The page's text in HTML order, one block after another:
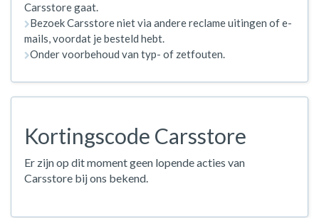
Carsstore gaat.
Bezoek Carsstore niet via andere reclame uitingen of e-
mails, voordat je besteld hebt.
Onder voorbehoud van typ- of zetfouten.
Kortingscode Carsstore
Er zijn op dit moment geen lopende acties van
Carsstore bij ons bekend.